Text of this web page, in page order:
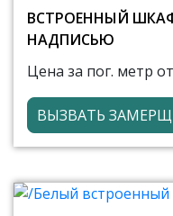
ВСТРОЕННЫЙ
НАДПИСЬЮ
Цена за пог. метр от
ВЫЗВАТЬ